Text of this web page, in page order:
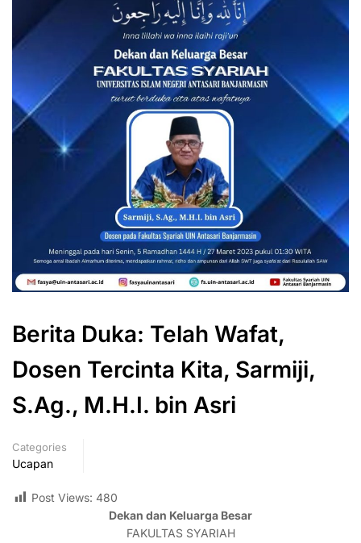
Berita Duka: Telah Wafat,
Dosen Tercinta Kita, Sarmiji,
S.Ag., M.H.I. bin Asri
Categories
Ucapan
Post Views: 480
Dekan dan Keluarga Besar
FAKULTAS SYARIAH